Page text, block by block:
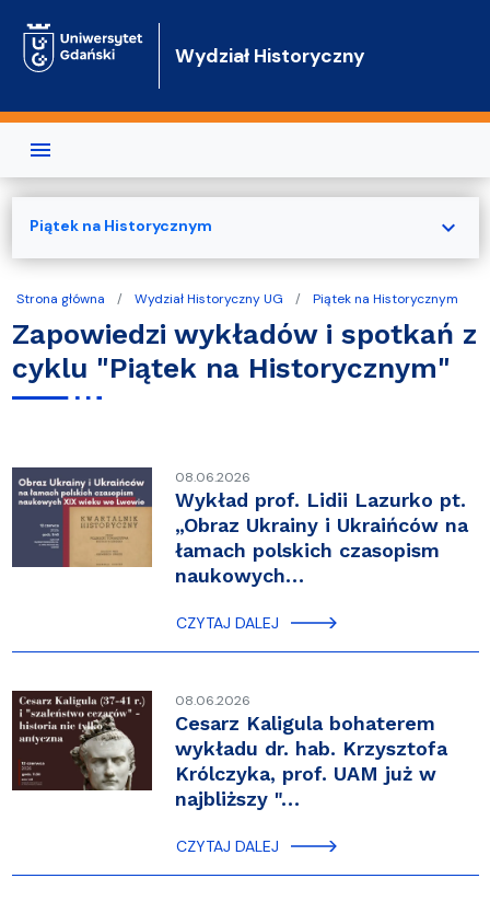
Wydział Historyczny
Strona główna Wydział Historyczny UG Piątek na Historycznym
Zapowiedzi wykładów i spotkań z
cyklu "Piątek na Historycznym"
08.06.2026
Wykład prof. Lidii Lazurko pt.
„Obraz Ukrainy i Ukraińców na
łamach polskich czasopism
naukowych…
CZYTAJ DALEJ
08.06.2026
Cesarz Kaligula bohaterem
wykładu dr. hab. Krzysztofa
Królczyka, prof. UAM już w
najbliższy "…
CZYTAJ DALEJ
Piątek na Historycznym expand_more